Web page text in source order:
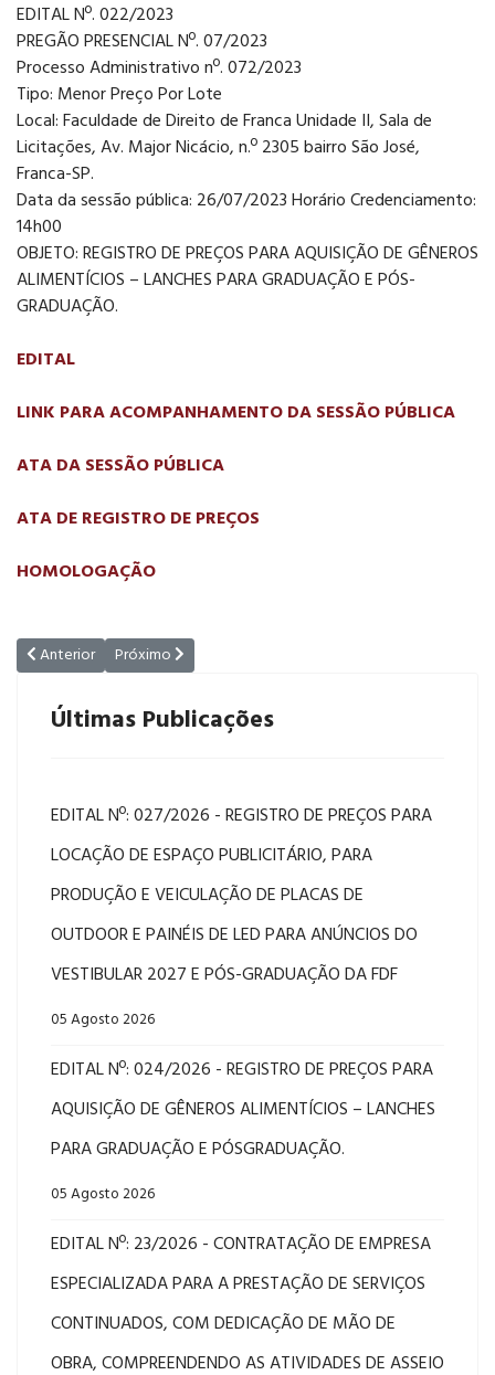
EDITAL Nº. 022/2023
PREGÃO PRESENCIAL Nº. 07/2023
Processo Administrativo nº. 072/2023
Tipo: Menor Preço Por Lote
Local: Faculdade de Direito de Franca Unidade II, Sala de
Licitações, Av. Major Nicácio, n.º 2305 bairro São José,
Franca-SP.
Data da sessão pública: 26/07/2023 Horário Credenciamento:
14h00
OBJETO: REGISTRO DE PREÇOS PARA AQUISIÇÃO DE GÊNEROS
ALIMENTÍCIOS – LANCHES PARA GRADUAÇÃO E PÓS-
GRADUAÇÃO.
EDITAL
LINK PARA ACOMPANHAMENTO DA SESSÃO PÚBLICA
ATA DA SESSÃO PÚBLICA
ATA DE REGISTRO DE PREÇOS
HOMOLOGAÇÃO
Artigo anterior: EDITAL Nº. 05/2024 - REGISTRO DE PREÇOS PARA
Anterior Próximo artigo: EDITAL 23/2023 - REGISTRO DE PREÇOS
Próximo
Últimas Publicações
EDITAL Nº: 027/2026 - REGISTRO DE PREÇOS PARA
LOCAÇÃO DE ESPAÇO PUBLICITÁRIO, PARA
PRODUÇÃO E VEICULAÇÃO DE PLACAS DE
OUTDOOR E PAINÉIS DE LED PARA ANÚNCIOS DO
VESTIBULAR 2027 E PÓS-GRADUAÇÃO DA FDF
05 Agosto 2026
EDITAL Nº: 024/2026 - REGISTRO DE PREÇOS PARA
AQUISIÇÃO DE GÊNEROS ALIMENTÍCIOS – LANCHES
PARA GRADUAÇÃO E PÓSGRADUAÇÃO.
05 Agosto 2026
EDITAL Nº: 23/2026 - CONTRATAÇÃO DE EMPRESA
ESPECIALIZADA PARA A PRESTAÇÃO DE SERVIÇOS
CONTINUADOS, COM DEDICAÇÃO DE MÃO DE
OBRA, COMPREENDENDO AS ATIVIDADES DE ASSEIO